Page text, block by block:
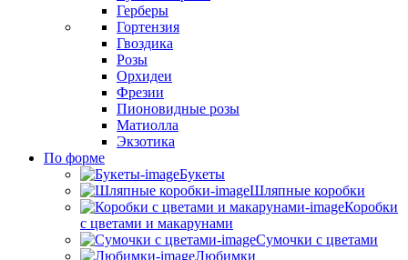
Герберы
Гортензия
Гвоздика
Розы
Орхидеи
Фрезии
Пионовидные розы
Матиолла
Экзотика
По форме
Букеты
Шляпные коробки
Коробки
с цветами и макарунами
Сумочки с цветами
Любимки